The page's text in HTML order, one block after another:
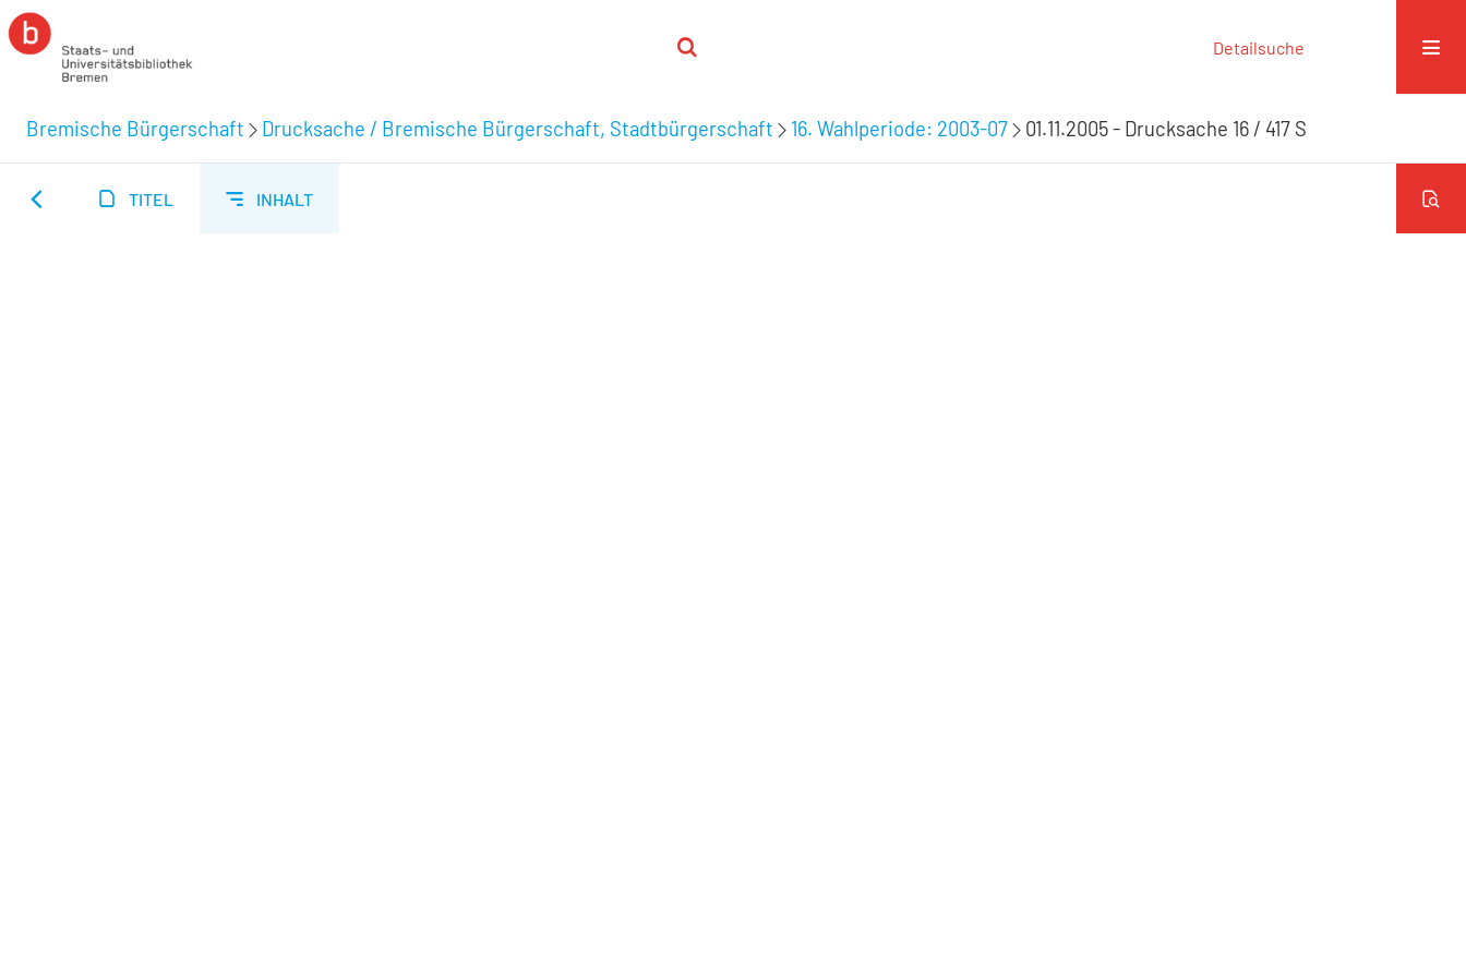
Detailsuche
Bremische Bürgerschaft Drucksache / Bremische Bürgerschaft, Stadtbürgerschaft 16. Wahlperiode: 2003-07 01.11.2005 - Drucksache 16 / 417 S
TITEL INHALT